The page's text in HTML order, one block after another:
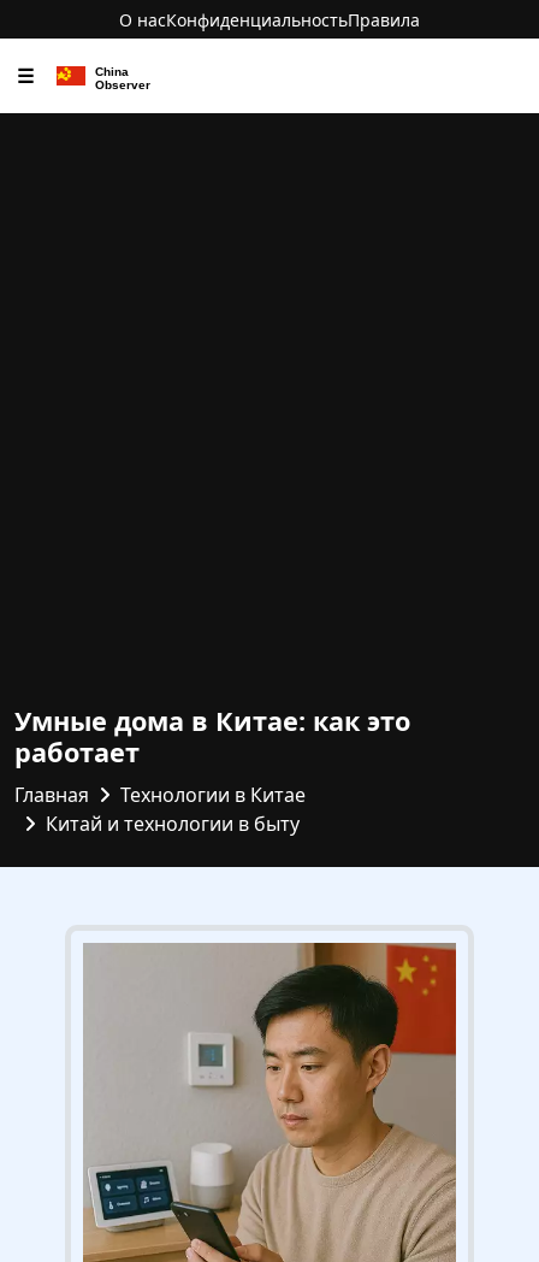
О насКонфиденциальностьПравила
☰
Умные дома в Китае: как это
работает
Главная
Технологии в Китае
Китай и технологии в быту